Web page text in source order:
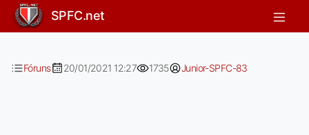
Vc é obrigado a gostar do treinador!
SPFC.net
Fóruns 20/01/2021 12:27 1735 Junior-SPFC-83